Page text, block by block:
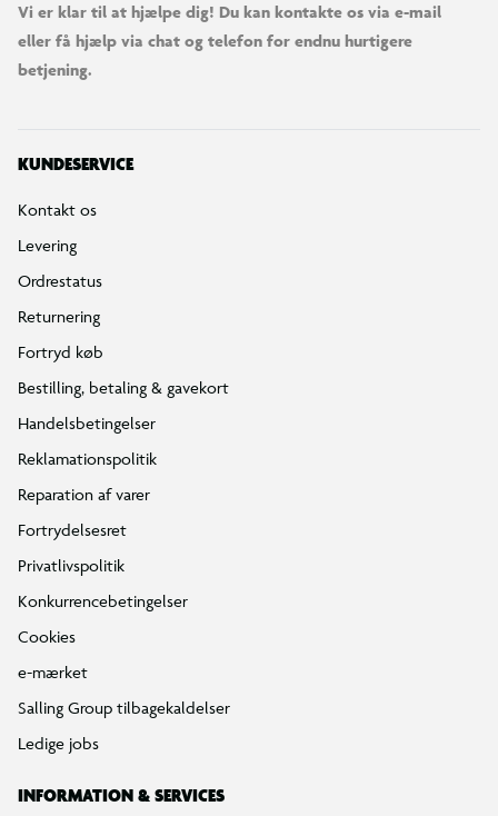
Vi er klar til at hjælpe dig! Du kan kontakte os via e-mail
eller få hjælp via chat og telefon for endnu hurtigere
betjening.
KUNDESERVICE
Kontakt os
Levering
Ordrestatus
Returnering
Fortryd køb
Bestilling, betaling & gavekort
Handelsbetingelser
Reklamationspolitik
Reparation af varer
Fortrydelsesret
Privatlivspolitik
Konkurrencebetingelser
Cookies
e-mærket
Salling Group tilbagekaldelser
Ledige jobs
INFORMATION & SERVICES